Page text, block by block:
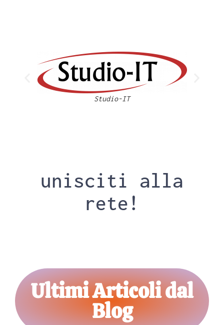
Studio-IT
unisciti alla
rete!
Ultimi Articoli dal
Blog